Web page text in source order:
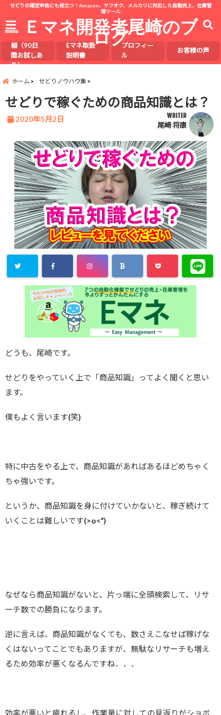
せどりの確定申告にも役立つ！Amazon、ヤフオク、メルカリに対応した自動売上、在庫管
理ツール
menu Ｅマネ開発者尾崎のブ
ログ
Eマネの詳
細（90日
間お試しあ
り）
Eマネ取扱
説明書
プロフィー
ル
お客様の声
ホーム せどりノウハウ集
せどりで稼ぐための商品知識とは？
2020年5月2日 WRITER
尾崎 将康
どうも、尾崎です。
せどりをやっていく上で「商品知識」ってよく聞くと思い
ます。
僕もよく言います(笑)
特に中古をやる上で、商品知識があればあるほどめちゃく
ちゃ強いです。
というか、商品知識を身に付けていかないと、稼ぎ続けて
いくことは難しいです(>o<“)
なぜなら商品知識がないと、片っ端に全頭検索して、リサ
ーチ数での勝負になります。
逆に言えば、商品知識がなくても、数さえこなせば稼げな
くはないってことでもありますが、無駄なリサーチも増え
るため効率が悪くなるんですね．．．
効率が悪いと疲れるし、作業量に対しての見返りがショボ